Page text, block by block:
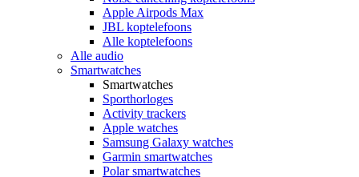
Apple Airpods Max
JBL koptelefoons
Alle koptelefoons
Alle audio
Smartwatches
Smartwatches
Sporthorloges
Activity trackers
Apple watches
Samsung Galaxy watches
Garmin smartwatches
Polar smartwatches